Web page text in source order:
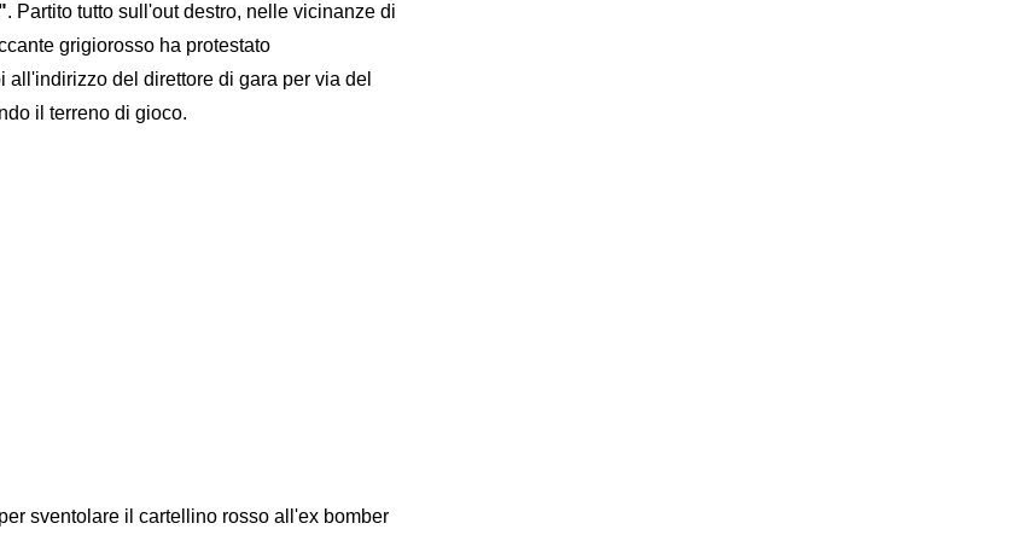
. Partito tutto sull'out destro, nelle vicinanze di
grigiorosso ha protestato
del direttore di gara per via del
il terreno di gioco.
sventolare il cartellino rosso all'ex bomber